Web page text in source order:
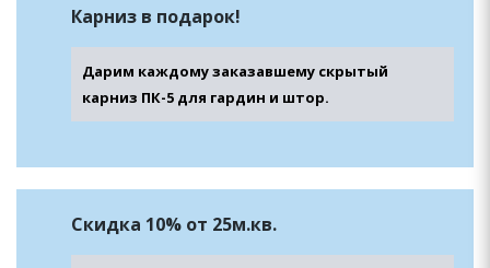
Карниз в подарок!
Дарим каждому заказавшему скрытый
карниз ПК-5 для гардин и штор.
Скидка 10% от 25м.кв.